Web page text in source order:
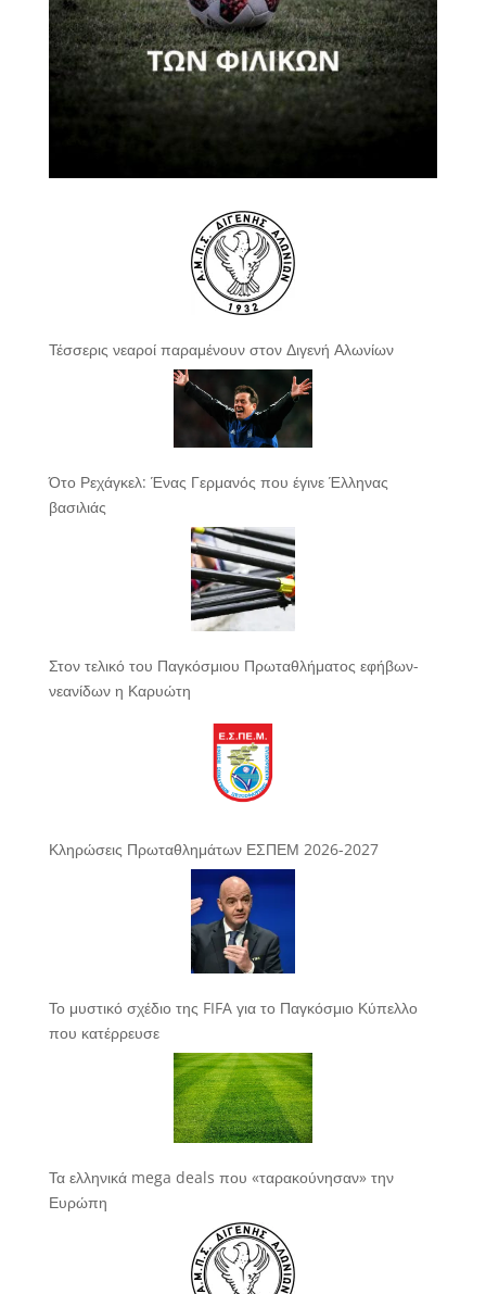
Τέσσερις νεαροί παραμένουν στον Διγενή Αλωνίων
Ότο Ρεχάγκελ: Ένας Γερμανός που έγινε Έλληνας
βασιλιάς
Στον τελικό του Παγκόσμιου Πρωταθλήματος εφήβων-
νεανίδων η Καρυώτη
Κληρώσεις Πρωταθλημάτων ΕΣΠΕΜ 2026-2027
Το μυστικό σχέδιο της FIFA για το Παγκόσμιο Κύπελλο
που κατέρρευσε
Τα ελληνικά mega deals που «ταρακούνησαν» την
Ευρώπη